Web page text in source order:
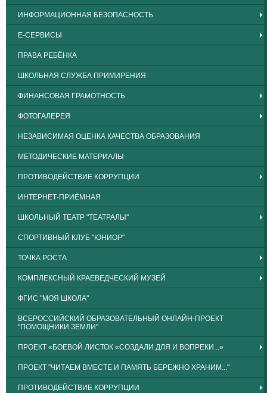
ИНФОРМАЦИОННАЯ БЕЗОПАСНОСТЬ
Е-СЕРВИСЫ
ПРАВА РЕБЁНКА
ШКОЛЬНАЯ СЛУЖБА ПРИМИРЕНИЯ
ФИНАНСОВАЯ ГРАМОТНОСТЬ
ФОТОГАЛЕРЕЯ
НЕЗАВИСИМАЯ ОЦЕНКА КАЧЕСТВА ОБРАЗОВАНИЯ
МЕТОДИЧЕСКИЕ МАТЕРИАЛЫ
ПРОТИВОДЕЙСТВИЕ КОРРУПЦИИ
ИНТЕРНЕТ-ПРИЁМНАЯ
ШКОЛЬНЫЙ ТЕАТР "ТЕАТРАЛЫ"
СПОРТИВНЫЙ КЛУБ "ЮНИОР"
ТОЧКА РОСТА
КОМПЛЕКСНЫЙ КРАЕВЕДЧЕСКИЙ МУЗЕЙ
ФГИС "МОЯ ШКОЛА"
ВСЕРОССИЙСКИЙ ОБРАЗОВАТЕЛЬНЫЙ ОНЛАЙН-ПРОЕКТ
"ПОМОЩНИКИ ЗЕМЛИ"
ПРОЕКТ «БОЕВОЙ ЛИСТОК «СОЗДАЛИ ДЛЯ И ВОПРЕКИ...»
ПРОЕКТ "ЧИТАЕМ ВМЕСТЕ И ПАМЯТЬ БЕРЕЖНО ХРАНИМ..."
ПРОТИВОДЕЙСТВИЕ КОРРУПЦИИ